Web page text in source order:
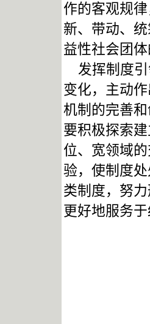
作的客观规
新、带动、
益性社会团
发挥制度引
变化，主动
机制的完善
要积极探索
位、宽领域
验，使制度
类制度，努
更好地服务